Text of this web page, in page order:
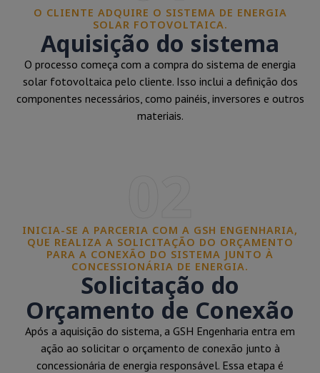
O CLIENTE ADQUIRE O SISTEMA DE ENERGIA
SOLAR FOTOVOLTAICA.
Aquisição do sistema
O processo começa com a compra do sistema de energia
solar fotovoltaica pelo cliente. Isso inclui a definição dos
componentes necessários, como painéis, inversores e outros
materiais.
INICIA-SE A PARCERIA COM A GSH ENGENHARIA,
QUE REALIZA A SOLICITAÇÃO DO ORÇAMENTO
PARA A CONEXÃO DO SISTEMA JUNTO À
CONCESSIONÁRIA DE ENERGIA.
Solicitação do
Orçamento de Conexão
Após a aquisição do sistema, a GSH Engenharia entra em
ação ao solicitar o orçamento de conexão junto à
concessionária de energia responsável. Essa etapa é